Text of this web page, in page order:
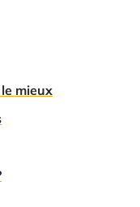
mieux